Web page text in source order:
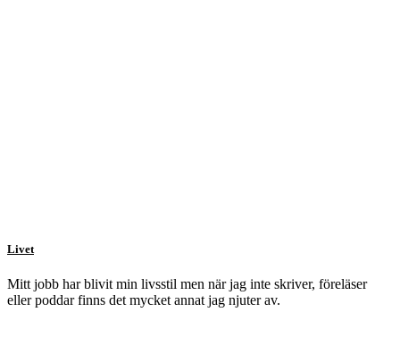
Livet
Mitt jobb har blivit min livsstil men när jag inte skriver, föreläser
eller poddar finns det mycket annat jag njuter av.